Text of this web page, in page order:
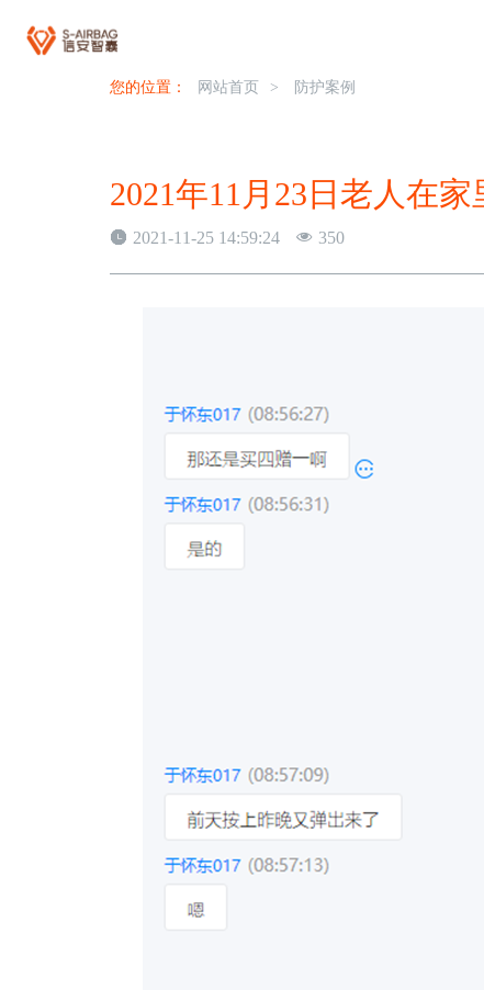
您的位置： 网站首页 > 防护案例
2021年11月23日老人在家
2021-11-25 14:59:24 350